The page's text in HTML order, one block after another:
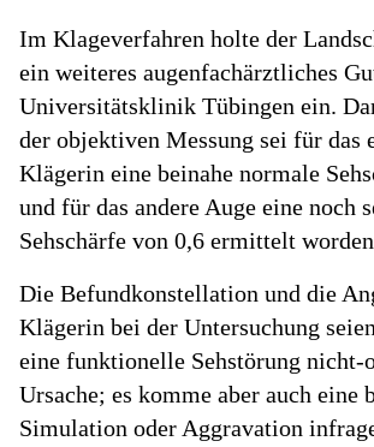
Im Klageverfahren holte der
ein weiteres augenfachärztliches
Universitätsklinik Tübingen ein.
der objektiven Messung sei für das
Klägerin eine beinahe normale
und für das andere Auge eine noch
Sehschärfe von 0,6 ermittelt
Die Befundkonstellation und die
Klägerin bei der Untersuchung
eine funktionelle Sehstörung nicht-
Ursache; es komme aber auch eine
Simulation oder Aggravation